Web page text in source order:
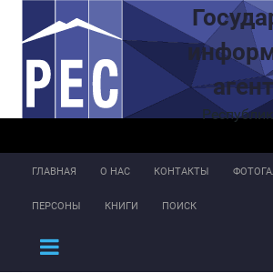
Перейти к основному содержанию
ГЛАВНАЯ О НАС КОНТАКТЫ
ПЕРСОНЫ КНИГИ ПОИСК